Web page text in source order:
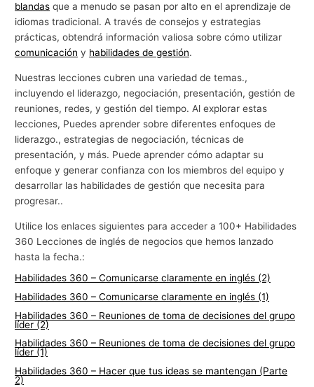
blandas que a menudo se pasan por alto en el aprendizaje de
idiomas tradicional. A través de consejos y estrategias
prácticas, obtendrá información valiosa sobre cómo utilizar
comunicación y habilidades de gestión.
Nuestras lecciones cubren una variedad de temas.,
incluyendo el liderazgo, negociación, presentación, gestión de
reuniones, redes, y gestión del tiempo. Al explorar estas
lecciones, Puedes aprender sobre diferentes enfoques de
liderazgo., estrategias de negociación, técnicas de
presentación, y más. Puede aprender cómo adaptar su
enfoque y generar confianza con los miembros del equipo y
desarrollar las habilidades de gestión que necesita para
progresar..
Utilice los enlaces siguientes para acceder a 100+ Habilidades
360 Lecciones de inglés de negocios que hemos lanzado
hasta la fecha.:
Habilidades 360 – Comunicarse claramente en inglés (2)
Habilidades 360 – Comunicarse claramente en inglés (1)
Habilidades 360 – Reuniones de toma de decisiones del grupo
líder (2)
Habilidades 360 – Reuniones de toma de decisiones del grupo
líder (1)
Habilidades 360 – Hacer que tus ideas se mantengan (Parte
2)